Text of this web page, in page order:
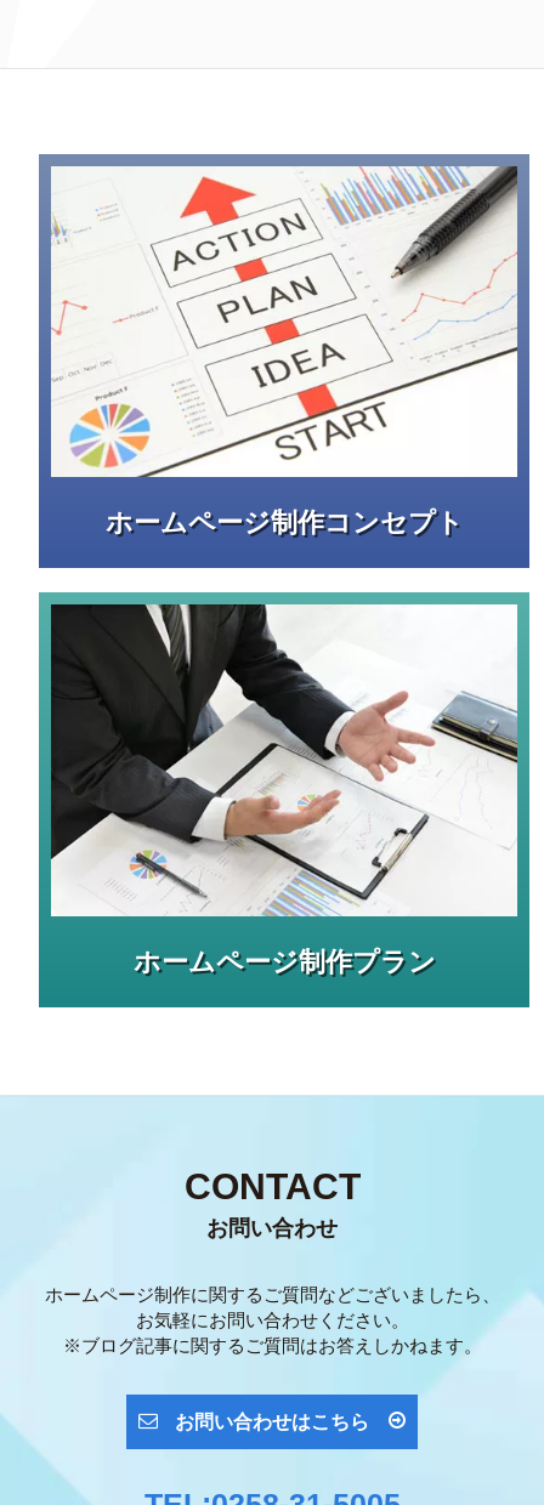
ホームページ制作コンセプト
ホームページ制作プラン
CONTACT
お問い合わせ
ホームページ制作に関するご質問などございましたら、
お気軽にお問い合わせください。
※ブログ記事に関するご質問はお答えしかねます。
お問い合わせはこちら